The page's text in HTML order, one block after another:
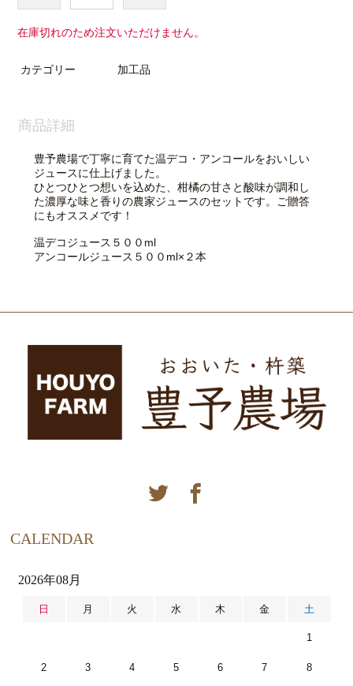
在庫切れのため注文いただけません。
カテゴリー 加工品
商品詳細
豊予農場で丁寧に育てた温デコ・アンコールをおいしい
ジュースに仕上げました。
ひとつひとつ想いを込めた、柑橘の甘さと酸味が調和し
た濃厚な味と香りの農家ジュースのセットです。ご贈答
にもオススメです！
温デコジュース５００ml
アンコールジュース５００ml×２本
CALENDAR
2026年08月
日 月 火 水 木 金 土
1
2 3 4 5 6 7 8